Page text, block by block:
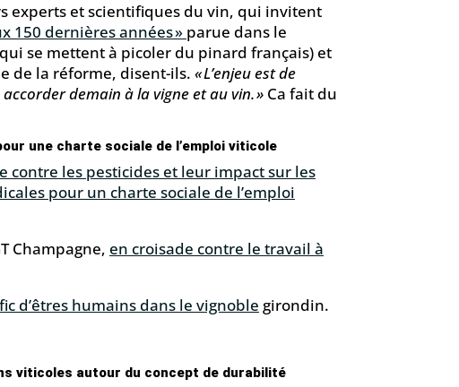
experts et scientifiques du vin, qui invitent
150 dernières années » parue dans le
se mettent à picoler du pinard français) et
de la réforme, disent-ils. « L’enjeu est de
demain à la vigne et au vin. »Ca fait du
une charte sociale de l’emploi viticole
contre les pesticides et leur impact sur les
pour un charte sociale de l’emploi
Champagne, en croisade contre le travail à
d’êtres humains dans le vignoble girondin.
viticoles autour du concept de durabilité